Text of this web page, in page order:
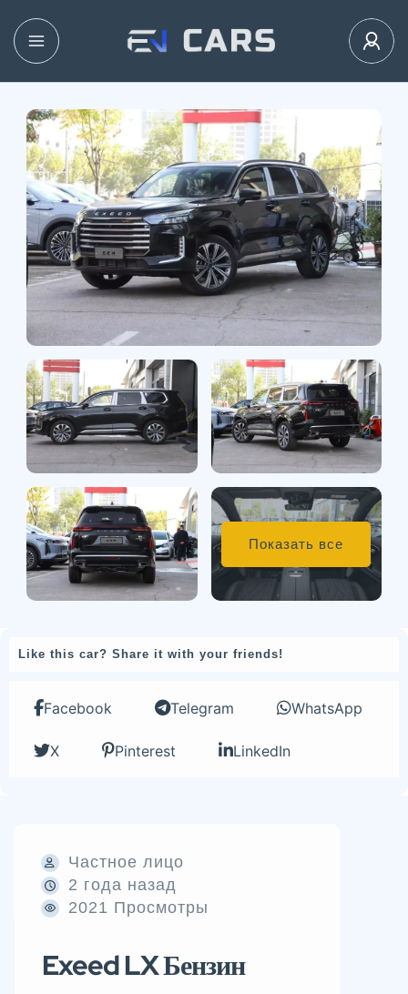
Показать все
Like this car? Share it with your friends!
Facebook Telegram WhatsApp
X Pinterest LinkedIn
Частное лицо
2 года назад
2021 Просмотры
Exeed LX Бензин